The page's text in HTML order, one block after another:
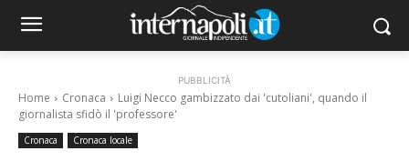
PUBBLICITÀ
Home Cronaca
Luigi Necco gambizzato dai 'cutoliani', quando il
giornalista sfidò il 'professore'
Cronaca Cronaca locale